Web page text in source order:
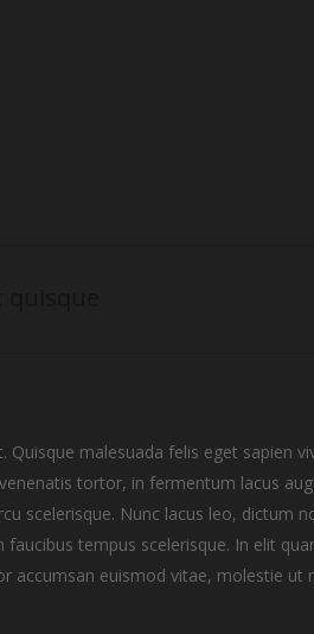
malesuada felis eget sapien
tortor, in fermentum lacus
scelerisque. Nunc lacus leo, dictum
tempus scelerisque. In elit
accumsan euismod vitae, molestie ut